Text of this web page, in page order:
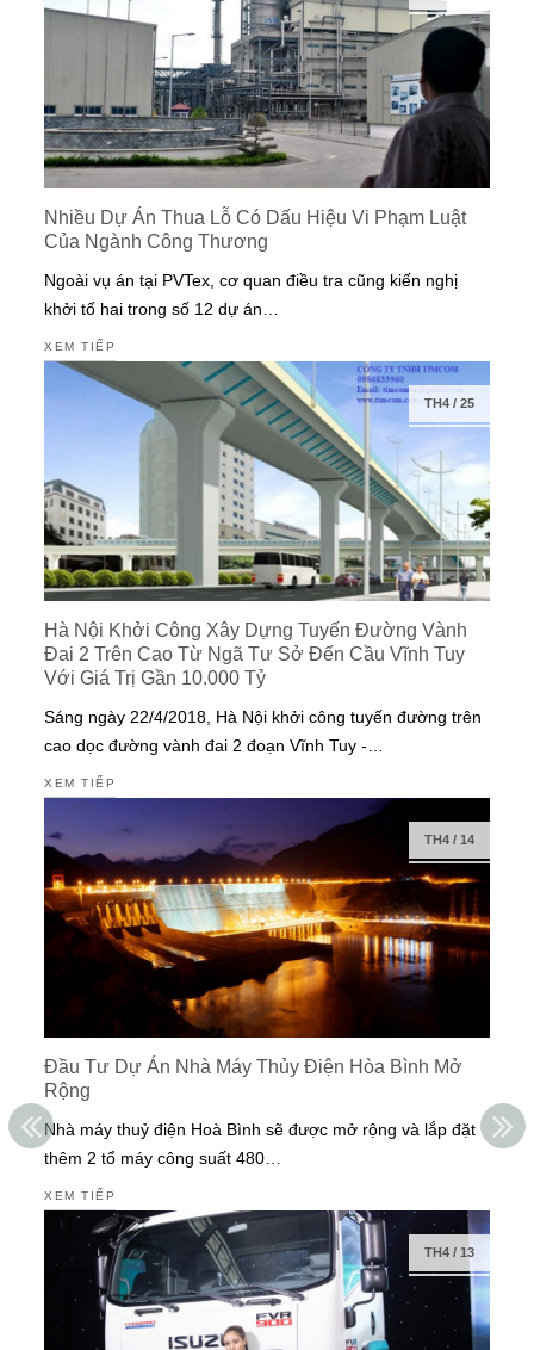
Nhiều Dự Án Thua Lỗ Có Dấu Hiệu Vi Phạm Luật
Của Ngành Công Thương
Ngoài vụ án tại PVTex, cơ quan điều tra cũng kiến nghị
khởi tố hai trong số 12 dự án…
XEM TIẾP
TH4/ 25
Hà Nội Khởi Công Xây Dựng Tuyến Đường Vành
Đai 2 Trên Cao Từ Ngã Tư Sở Đến Cầu Vĩnh Tuy
Với Giá Trị Gần 10.000 Tỷ
Sáng ngày 22/4/2018, Hà Nội khởi công tuyến đường trên
cao dọc đường vành đai 2 đoạn Vĩnh Tuy -…
XEM TIẾP
TH4/ 14
Đầu Tư Dự Án Nhà Máy Thủy Điện Hòa Bình Mở
Rộng
Nhà máy thuỷ điện Hoà Bình sẽ được mở rộng và lắp đặt
thêm 2 tổ máy công suất 480…
XEM TIẾP
TH4/ 13